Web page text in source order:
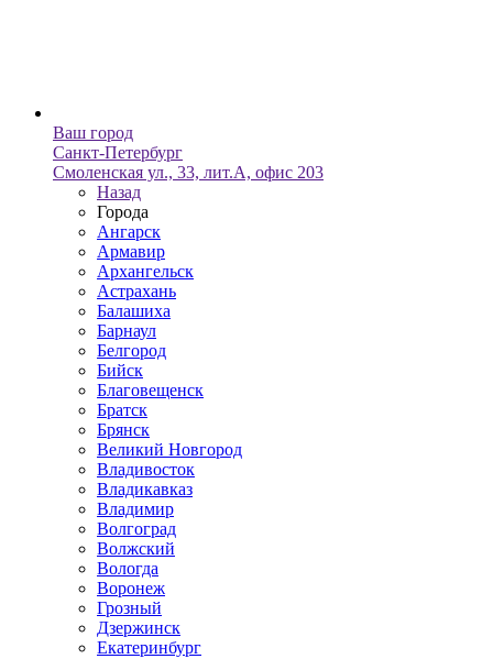
Ваш город
Санкт-Петербург
Смоленская ул., 33, лит.А, офис 203
Назад
Города
Ангарск
Армавир
Архангельск
Астрахань
Балашиха
Барнаул
Белгород
Бийск
Благовещенск
Братск
Брянск
Великий Новгород
Владивосток
Владикавказ
Владимир
Волгоград
Волжский
Вологда
Воронеж
Грозный
Дзержинск
Екатеринбург